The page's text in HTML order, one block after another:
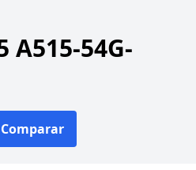
A515-54G-
Comparar